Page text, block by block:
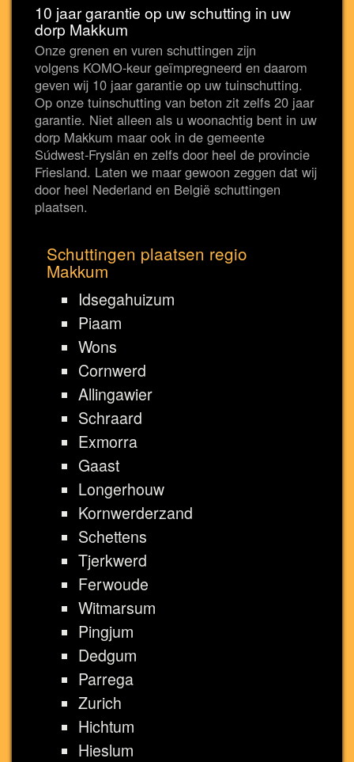
10 jaar garantie op uw schutting in uw
dorp Makkum
Onze grenen en vuren schuttingen zijn
volgens KOMO-keur geïmpregneerd en daarom
geven wij 10 jaar garantie op uw tuinschutting.
Op onze tuinschutting van beton zit zelfs 20 jaar
garantie. Niet alleen als u woonachtig bent in uw
dorp Makkum maar ook in de gemeente
Súdwest-Fryslân en zelfs door heel de provincie
Friesland. Laten we maar gewoon zeggen dat wij
door heel Nederland en België schuttingen
plaatsen.
Schuttingen plaatsen regio
Makkum
Idsegahuizum
Piaam
Wons
Cornwerd
Allingawier
Schraard
Exmorra
Gaast
Longerhouw
Kornwerderzand
Schettens
Tjerkwerd
Ferwoude
Witmarsum
Pingjum
Dedgum
Parrega
Zurich
Hichtum
Hieslum